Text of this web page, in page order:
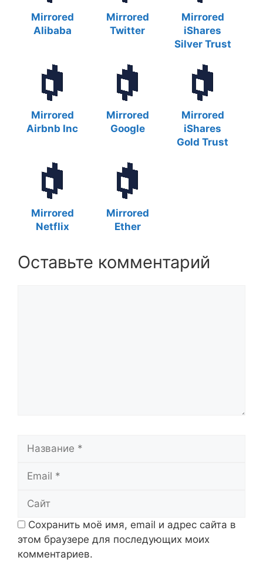
Mirrored
Alibaba
Mirrored
Twitter
Mirrored
iShares
Silver Trust
Mirrored
Airbnb Inc
Mirrored
Google
Mirrored
iShares
Gold Trust
Mirrored
Netflix
Mirrored
Ether
Оставьте комментарий
Сохранить моё имя, email и адрес сайта в
этом браузере для последующих моих
комментариев.